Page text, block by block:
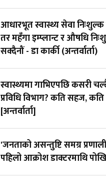
आधारभूत स्वास्थ्य सेवा निःशुल्क
तर महँगा इम्प्लान्ट र औषधि
सक्दैनौं - डा कार्की (अन्तर्वार्ता)
स्वास्थ्यमा गाभिएपछि कसरी
प्रविधि विभाग? कति सहज,
[अन्तर्वार्ता]
'जनताको असन्तुष्टि समग्र
पहिलो आक्रोश डाक्टरमाथि